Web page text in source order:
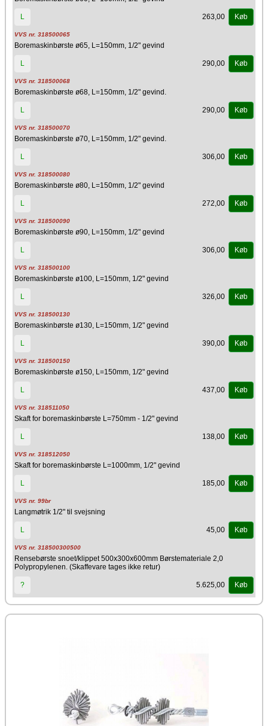
L 263,00 Køb
VVS nr. 318500065
Boremaskinbørste ø65, L=150mm, 1/2" gevind
L 290,00 Køb
VVS nr. 318500068
Boremaskinbørste ø68, L=150mm, 1/2" gevind.
L 290,00 Køb
VVS nr. 318500070
Boremaskinbørste ø70, L=150mm, 1/2" gevind.
L 306,00 Køb
VVS nr. 318500080
Boremaskinbørste ø80, L=150mm, 1/2" gevind
L 272,00 Køb
VVS nr. 318500090
Boremaskinbørste ø90, L=150mm, 1/2" gevind
L 306,00 Køb
VVS nr. 318500100
Boremaskinbørste ø100, L=150mm, 1/2" gevind
L 326,00 Køb
VVS nr. 318500130
Boremaskinbørste ø130, L=150mm, 1/2" gevind
L 390,00 Køb
VVS nr. 318500150
Boremaskinbørste ø150, L=150mm, 1/2" gevind
L 437,00 Køb
VVS nr. 318511050
Skaft for boremaskinbørste L=750mm - 1/2" gevind
L 138,00 Køb
VVS nr. 318512050
Skaft for boremaskinbørste L=1000mm, 1/2" gevind
L 185,00 Køb
VVS nr. 99br
Langmøtrik 1/2" til svejsning
L 45,00 Køb
VVS nr. 318500300500
Rensebørste snoet/klippet 500x300x600mm Børstemateriale 2,0
Polypropylenen. (Skaffevare tages ikke retur)
? 5.625,00 Køb